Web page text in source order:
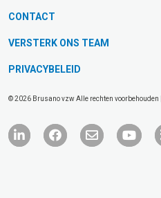
CONTACT
VERSTERK ONS TEAM
PRIVACYBELEID
© 2026 Brusano vzw Alle rechten voorbehouden |